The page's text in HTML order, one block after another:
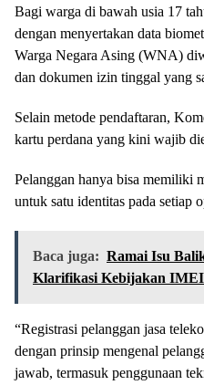
Bagi warga di bawah usia 17
dengan menyertakan data
Warga Negara Asing (WNA)
dan dokumen izin tinggal yang
Selain metode pendaftaran,
kartu perdana yang kini wajib
Pelanggan hanya bisa memiliki
untuk satu identitas pada setiap
Baca juga: Ramai Isu
Klarifikasi Kebijakan IMEI
“Registrasi pelanggan jasa
dengan prinsip mengenal
jawab, termasuk penggunaan